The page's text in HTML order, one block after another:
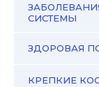
СИСТЕМЫ
ЗДОРОВАЯ
КРЕПКИЕ